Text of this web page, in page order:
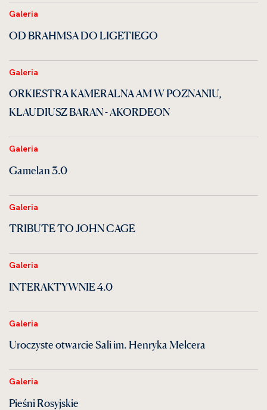
Galeria
OD BRAHMSA DO LIGETIEGO
Galeria
ORKIESTRA KAMERALNA AM W POZNANIU,
KLAUDIUSZ BARAN - AKORDEON
Galeria
Gamelan 3.0
Galeria
TRIBUTE TO JOHN CAGE
Galeria
INTERAKTYWNIE 4.0
Galeria
Uroczyste otwarcie Sali im. Henryka Melcera
Galeria
Pieśni Rosyjskie